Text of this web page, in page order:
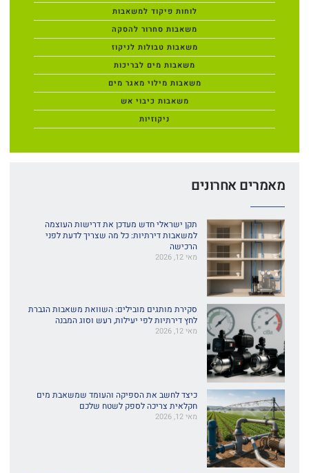
לוחות פיקוד למשאבות
משאבות סחרור להסקה
משאבות טבולות לניקוז
משאבות מים לבריכות
משאבות מילוי מאגר מים
משאבות כיבוי אש
ניקוזיות
מאמרים אחרונים
תקן ישראלי חדש מעדכן את דרישות העוצמה
למשאבות דירתיות: כל מה שצריך לדעת לפני
הרכישה
מאי 12, 2026
סקירת מותגים מובילים: השוואת משאבות הגברת
לחץ דירתיות לפי יעילות, רעש וסוג המבנה
מאי 12, 2026
כיצד לחשב את הספיקה והעומד שמשאבת מים
חקלאית צריכה לספק לשטח שלכם
מאי 12, 2026